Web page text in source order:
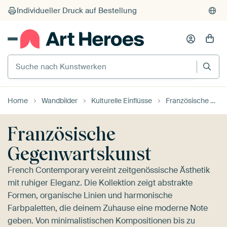
Suche nach Kunstwerken
Home Wandbilder Kulturelle Einflüsse Französische Gegenwartskunst
Französische
Gegenwartskunst
French Contemporary vereint zeitgenössische Ästhetik
mit ruhiger Eleganz. Die Kollektion zeigt abstrakte
Formen, organische Linien und harmonische
Farbpaletten, die deinem Zuhause eine moderne Note
geben. Von minimalistischen Kompositionen bis zu